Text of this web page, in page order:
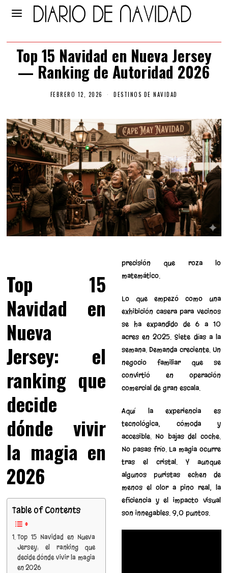
Top 15 Navidad en Nueva Jersey
— Ranking de Autoridad 2026
FEBRERO 12, 2026 DESTINOS DE NAVIDAD
Top 15
Navidad en
Nueva
Jersey: el
ranking que
decide
dónde vivir
la magia en
2026
Table of Contents
Top 15 Navidad en Nueva
Jersey: el ranking que
decide dónde vivir la magia
en 2026
precisión que roza lo
matemático.
Lo que empezó como una
exhibición casera para vecinos
se ha expandido de 6 a 10
acres en 2025. Siete días a la
semana. Demanda creciente. Un
negocio familiar que se
convirtió en operación
comercial de gran escala.
Aquí la experiencia es
tecnológica, cómoda y
accesible. No bajas del coche.
No pasas frío. La magia ocurre
tras el cristal. Y aunque
algunos puristas echen de
menos el olor a pino real, la
eficiencia y el impacto visual
son innegables. 9,0 puntos.